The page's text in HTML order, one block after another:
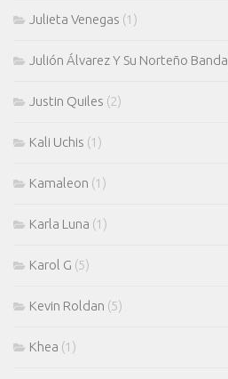
Julieta Venegas (1)
Julión Álvarez Y Su Norteño Banda
Justin Quiles (2)
Kali Uchis (1)
Kamaleon (1)
Karla Luna (1)
Karol G (5)
Kevin Roldan (5)
Khea (1)